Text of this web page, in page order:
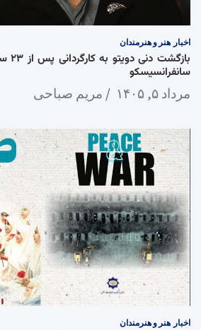
اخبار هنر و هنرمندان
سانفرانسیسکو
مرداد ۵, ۱۴۰۵ مریم صباحی
اخبار هنر و هنرمندان